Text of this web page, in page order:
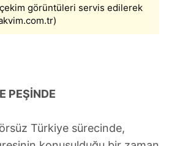
görüntüleri servis edilerek
PEŞİNDE
Türkiye sürecinde,